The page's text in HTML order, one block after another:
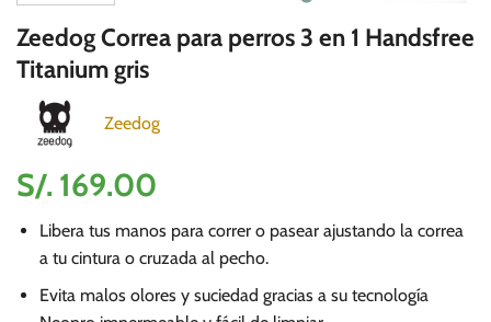
Zeedog Correa para perros 3 en 1 Handsfree
Titanium gris
Zeedog
S/. 169.00
Libera tus manos para correr o pasear ajustando la correa
a tu cintura o cruzada al pecho.
Evita malos olores y suciedad gracias a su tecnología